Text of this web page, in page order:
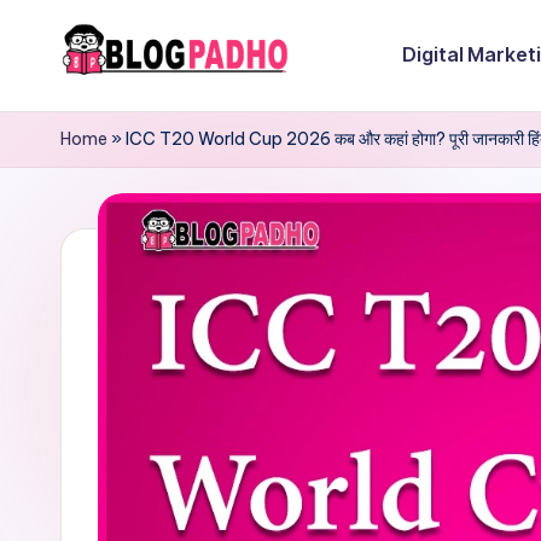
content
B
l
g
and
english
Blog
padho
Digital
Home »ICC T20 World Cup 2026 कब और कहां होगा? पूरी जानकारी